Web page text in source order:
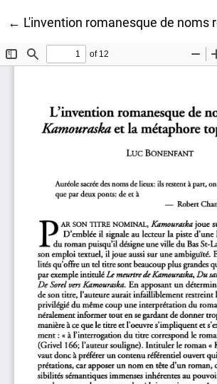
← Return to Article Details
L'invention romanesque de